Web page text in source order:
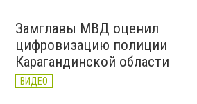
Замглавы МВД оценил
цифровизацию полиции
Карагандинской области
ВИДЕО